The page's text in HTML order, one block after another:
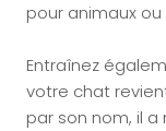
pour animaux
Entraînez
votre chat
par son nom, il